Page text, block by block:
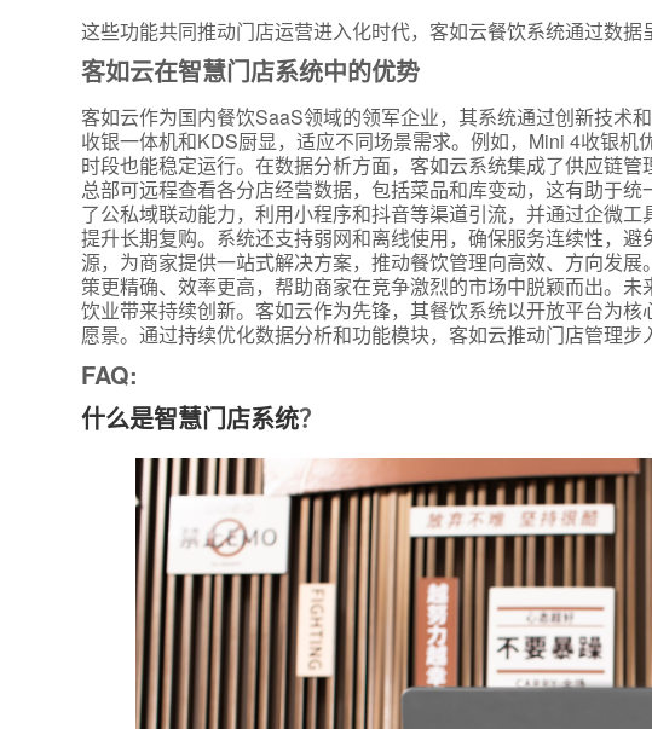
这些功能共同推动门店运营进入化时代，客如云餐饮系统通过数据
客如云在智慧门店系统中的优势
客如云作为国内餐饮SaaS领域的领军企业，其系统通过创新技术
收银一体机和KDS厨显，适应不同场景需求。例如，Mini 4收银
时段也能稳定运行。在数据分析方面，客如云系统集成了供应链
总部可远程查看各分店经营数据，包括菜品和库变动，这有助于
了公私域联动能力，利用小程序和抖音等渠道引流，并通过企微
提升长期复购。系统还支持弱网和离线使用，确保服务连续性，
源，为商家提供一站式解决方案，推动餐饮管理向高效、方向发展
策更精确、效率更高，帮助商家在竞争激烈的市场中脱颖而出。
饮业带来持续创新。客如云作为先锋，其餐饮系统以开放平台为
愿景。通过持续优化数据分析和功能模块，客如云推动门店管理步
FAQ:
什么是智慧门店系统？